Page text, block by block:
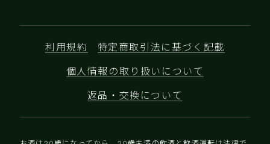
利用規約 特定商取引法に基づく記載
個人情報の取り扱いについて
返品・交換について